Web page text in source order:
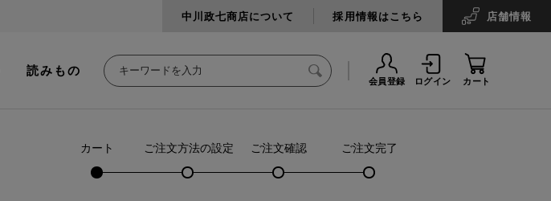
中川政七商店について 採用情報はこちら 店舗情報
読みもの
会員登録 ログイン カート
カート ご注文方法の設定 ご注文確認 ご注文完了